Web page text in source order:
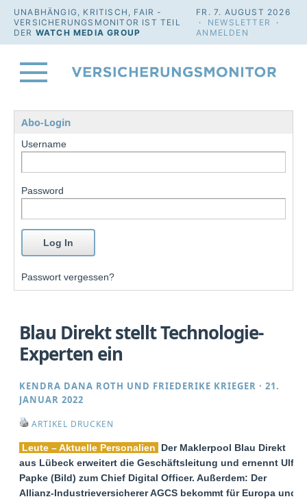
UNABHÄNGIG, KRITISCH, FAIR -
VERSICHERUNGSMONITOR IST TEIL
DER WATCH MEDIA GROUP
FR. 7. AUGUST 2026
· NEWSLETTER
·
ANMELDEN
Abo-Login
Username
Password
Passwort vergessen?
Blau Direkt stellt Technologie-
Experten ein
KENDRA DANA ROTH UND FRIEDERIKE KRIEGER ·21.
JANUAR 2022
ARTIKEL DRUCKEN
Leute – Aktuelle Personalien
Der Maklerpool Blau Direkt
aus Lübeck erweitert die Geschäftsleitung und ernennt Ulf
Papke (Bild) zum Chief Digital Officer. Außerdem: Der
Allianz-Industrieversicherer AGCS bekommt für Europa und